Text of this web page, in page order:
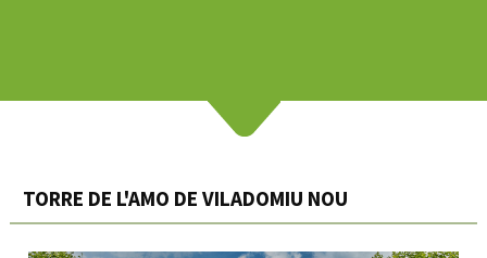
TORRE DE L'AMO DE VILADOMIU NOU